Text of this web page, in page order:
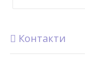
Контакти